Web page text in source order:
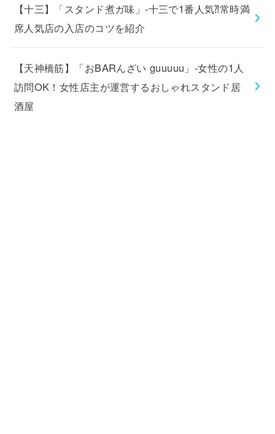
【十三】「スタンド煮ガ味」-十三で1番人気⁈常時満
席人気店の入店のコツを紹介
【天神橋筋】「おBARんざい guuuuu」-女性の1人
訪問OK！女性店主が運営するおしゃれスタンド居
酒屋